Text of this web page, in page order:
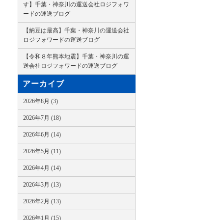
す】千葉・神奈川の運送会社ロジフォワ
ードの運送ブログ
【納豆は最高】千葉・神奈川の運送会社
ロジフォワードの運送ブログ
【令和８年熊本地震】千葉・神奈川の運
送会社ロジフォワードの運送ブログ
アーカイブ
2026年8月 (3)
2026年7月 (18)
2026年6月 (14)
2026年5月 (11)
2026年4月 (14)
2026年3月 (13)
2026年2月 (13)
2026年1月 (15)